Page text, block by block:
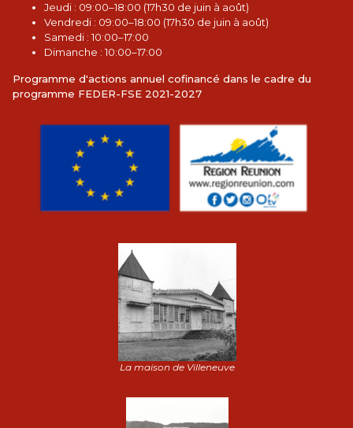
Jeudi : 09:00–18:00 (17h30 de juin à août)
Vendredi : 09:00–18:00 (17h30 de juin à août)
Samedi : 10:00–17:00
Dimanche : 10:00–17:00
Programme d'actions annuel cofinancé dans le cadre du
programme FEDER-FSE 2021-2027
La maison de Villeneuve